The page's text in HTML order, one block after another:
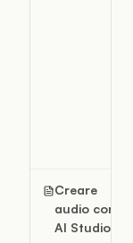
Creare
audio con
AI Studio